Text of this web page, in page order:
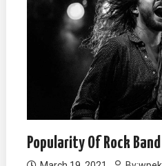
Popularity Of Rock